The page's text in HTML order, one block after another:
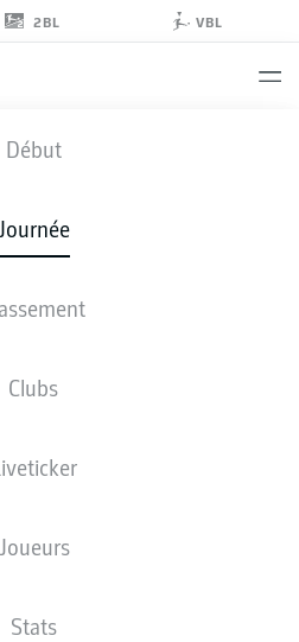
2BL VBL
Début
Clubs
Stats
- VFB
STATISTIQUES
seront annoncées